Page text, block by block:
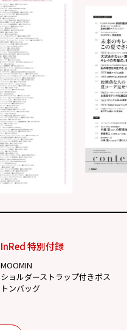
InRed 特別付録
MOOMIN
ショルダーストラップ付きボス
トンバッグ